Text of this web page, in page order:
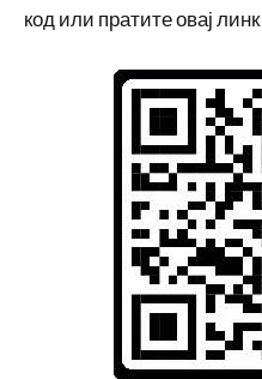
код или пратите овај линк